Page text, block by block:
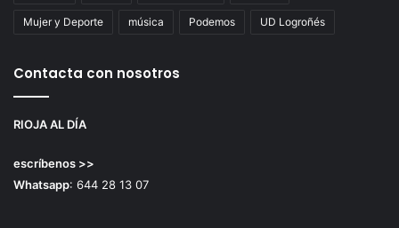
Mujer y Deporte música Podemos UD Logroñés
Contacta con nosotros
RIOJA AL DÍA
escríbenos >>
Whatsapp: 644 28 13 07